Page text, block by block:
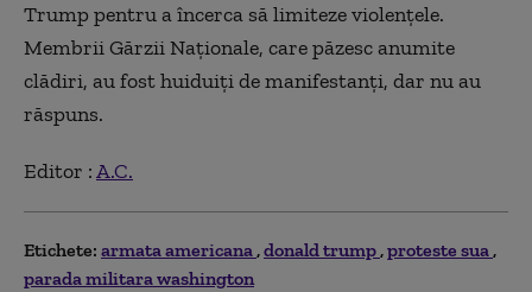
Trump pentru a încerca să limiteze violenţele.
Membrii Gărzii Naţionale, care păzesc anumite
clădiri, au fost huiduiţi de manifestanţi, dar nu au
răspuns.
Editor :A.C.
Etichete: armata americana donald trump proteste sua
parada militara washington